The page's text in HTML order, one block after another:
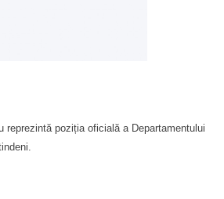
reprezintă poziția oficială a Departamentului